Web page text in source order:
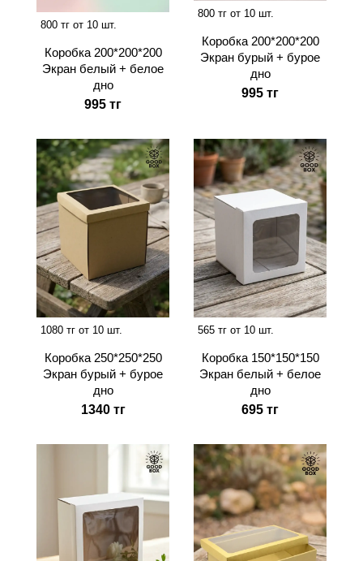
800 тг от 10 шт.
Коробка 200*200*200
Экран белый + белое
дно
995 тг
800 тг от 10 шт.
Коробка 200*200*200
Экран бурый + бурое
дно
995 тг
1080 тг от 10 шт.
Коробка 250*250*250
Экран бурый + бурое
дно
1340 тг
565 тг от 10 шт.
Коробка 150*150*150
Экран белый + белое
дно
695 тг